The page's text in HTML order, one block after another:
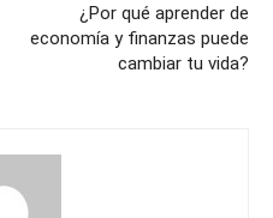
¿Por qué aprender de
economía y finanzas puede
cambiar tu vida?